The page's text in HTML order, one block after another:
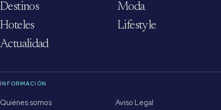
Destinos
Moda
Hoteles
Lifestyle
Actualidad
INFORMACIÓN
Quiénes somos
Aviso Legal